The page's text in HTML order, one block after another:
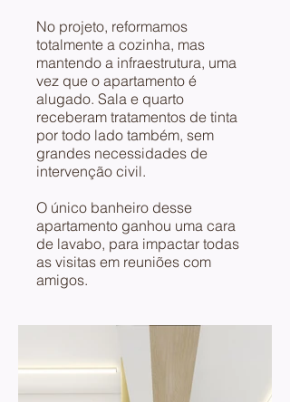
No projeto, reformamos
totalmente a cozinha, mas
mantendo a infraestrutura, uma
vez que o apartamento é
alugado. Sala e quarto
receberam tratamentos de tinta
por todo lado também, sem
grandes necessidades de
intervenção civil.
O único banheiro desse
apartamento ganhou uma cara
de lavabo, para impactar todas
as visitas em reuniões com
amigos.